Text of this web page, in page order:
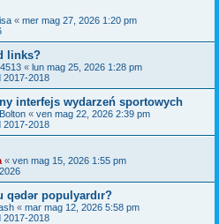
« mer mag 27, 2026 1:20 pm
links?
« lun mag 25, 2026 1:28 pm
2017-2018
interfejs wydarzeń sportowych
« ven mag 22, 2026 2:39 pm
2017-2018
« ven mag 15, 2026 1:55 pm
qədər populyardır?
« mar mag 12, 2026 5:58 pm
2017-2018